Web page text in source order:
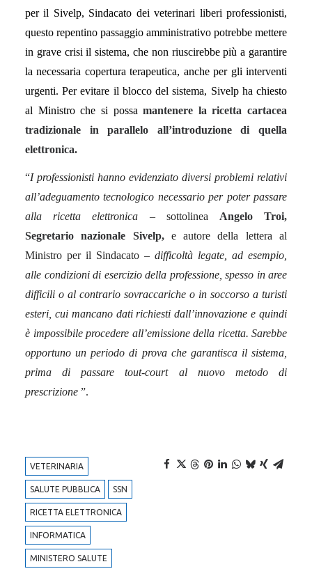
per il Sivelp, Sindacato dei veterinari liberi professionisti,
questo repentino passaggio amministrativo potrebbe mettere
in grave crisi il sistema, che non riuscirebbe più a garantire
la necessaria copertura terapeutica, anche per gli interventi
urgenti. Per evitare il blocco del sistema, Sivelp ha chiesto
al Ministro che si possamantenere la ricetta cartacea
tradizionale in parallelo all’introduzione di quella
elettronica.
“I professionisti hanno evidenziato diversi problemi relativi
all’adeguamento tecnologico necessario per poter passare
alla ricetta elettronica – sottolinea Angelo Troi,
Segretario nazionale Sivelp,e autore della lettera al
Ministro per il Sindacato – difficoltà legate, ad esempio,
alle condizioni di esercizio della professione, spesso in aree
difficili o al contrario sovraccariche o in soccorso a turisti
esteri, cui mancano dati richiesti dall’innovazione e quindi
è impossibile procedere all’emissione della ricetta. Sarebbe
opportuno un periodo di prova che garantisca il sistema,
prima di passare tout-court al nuovo metodo di
prescrizione ”.
VETERINARIA
SALUTE PUBBLICA SSN
RICETTA ELETTRONICA
INFORMATICA
MINISTERO SALUTE
VETERINARI FARMACO VETERINARIO FNOVI
ANIMALI VETERINARIA
SPENDING REVIEW VETERINARIO ENPAV SALUTE
COSTI FARMACO SPESA PUBBLICA ALLEVAMENTO
RANDAGI